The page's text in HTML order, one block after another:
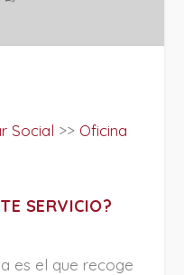
Social >> Oficina
SERVICIO?
es el que recoge